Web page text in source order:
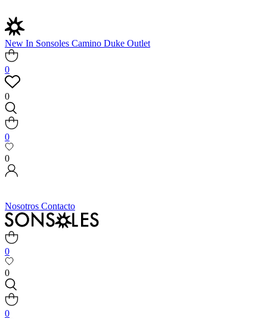
New In Sonsoles Camino Duke Outlet
0
0
0
0
Nosotros Contacto
0
0
0